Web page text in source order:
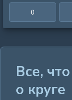
0
Все,
о круге